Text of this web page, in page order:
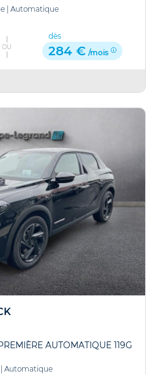
| Automatique
OU
dès
284 € /mois
AUTOMATIQUE 119G
Automatique